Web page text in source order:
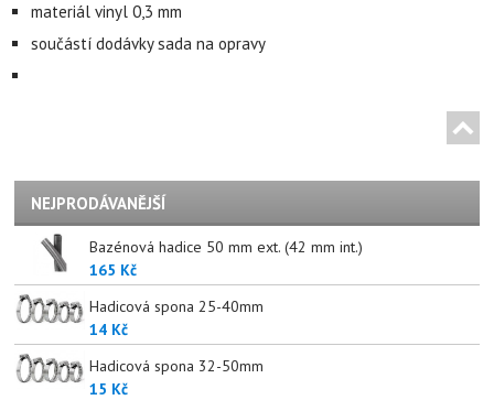
materiál vinyl 0,3 mm
součástí dodávky sada na opravy
NEJPRODÁVANĚJŠÍ
Bazénová hadice 50 mm ext. (42 mm int.)
165 Kč
Hadicová spona 25-40mm
14 Kč
Hadicová spona 32-50mm
15 Kč